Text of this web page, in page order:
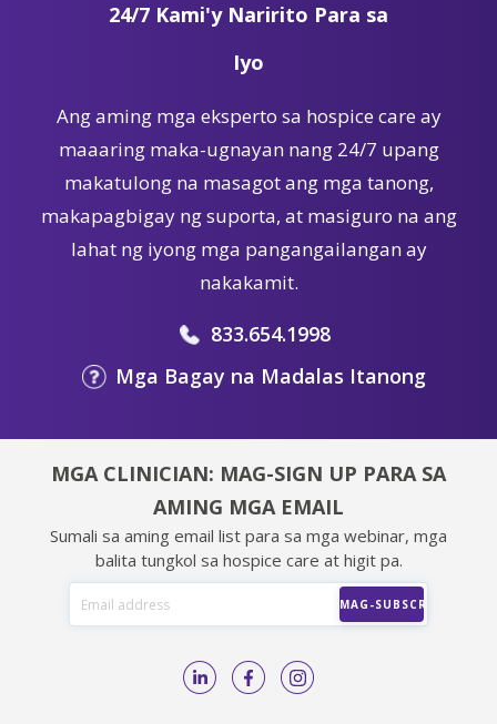
24/7 Kami'y Naririto Para sa
Iyo
Ang aming mga eksperto sa hospice care ay
maaaring maka-ugnayan nang 24/7 upang
makatulong na masagot ang mga tanong,
makapagbigay ng suporta, at masiguro na ang
lahat ng iyong mga pangangailangan ay
nakakamit.
833.654.1998
Mga Bagay na Madalas Itanong
MGA CLINICIAN: MAG-SIGN UP PARA SA
AMING MGA EMAIL
Sumali sa aming email list para sa mga webinar, mga
balita tungkol sa hospice care at higit pa.